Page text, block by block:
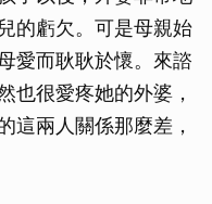
的虧欠。可是母親始
愛而耿耿於懷。來諮
也很愛疼她的外婆，
這兩人關係那麼差，